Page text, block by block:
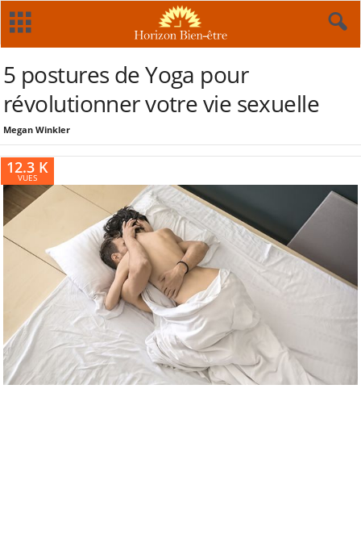
5 postures de Yoga pour
révolutionner votre vie sexuelle
Megan Winkler
12.3 K
VUES